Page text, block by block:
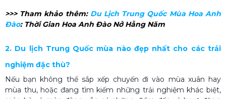
>>> Tham khảo thêm: Du Lịch Trung Quốc Mùa Hoa Anh
Đào​: Thời Gian Hoa Anh Đào Nở Hằng Năm
2. Du lịch Trung Quốc mùa nào đẹp nhất cho các trải
nghiệm đặc thù?
Nếu bạn không thể sắp xếp chuyến đi vào mùa xuân hay
mùa thu, hoặc đang tìm kiếm những trải nghiệm khác biệt,